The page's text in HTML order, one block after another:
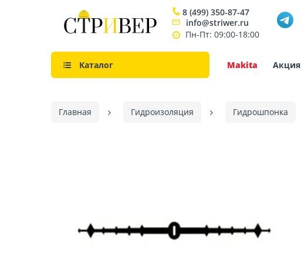
8 (499) 350-87-47
info@striwer.ru
Пн-Пт: 09:00-18:00
Каталог Makita Акция
Главная Гидроизоляция Гидрошпонка